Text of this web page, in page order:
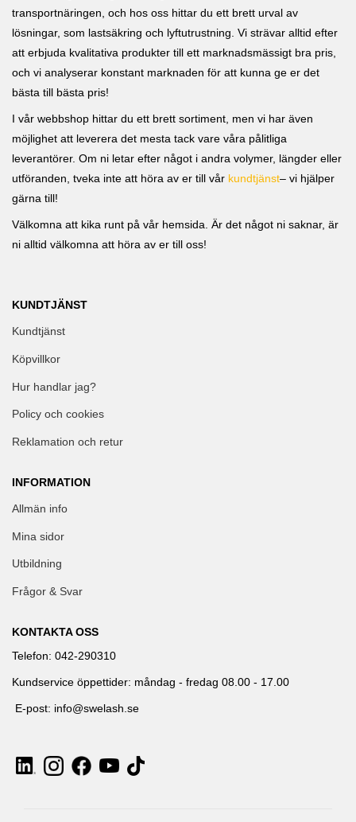
transportnäringen, och hos oss hittar du ett brett urval av
lösningar, som lastsäkring och lyftutrustning. Vi strävar alltid efter
att erbjuda kvalitativa produkter till ett marknadsmässigt bra pris,
och vi analyserar konstant marknaden för att kunna ge er det
bästa till bästa pris!
I vår webbshop hittar du ett brett sortiment, men vi har även
möjlighet att leverera det mesta tack vare våra pålitliga
leverantörer. Om ni letar efter något i andra volymer, längder eller
utföranden, tveka inte att höra av er till vår kundtjänst– vi hjälper
gärna till!
Välkomna att kika runt på vår hemsida. Är det något ni saknar, är
ni alltid välkomna att höra av er till oss!
KUNDTJÄNST
Kundtjänst
Köpvillkor
Hur handlar jag?
Policy och cookies
Reklamation och retur
INFORMATION
Allmän info
Mina sidor
Utbildning
Frågor & Svar
KONTAKTA OSS
Telefon: 042-290310
Kundservice öppettider: måndag - fredag 08.00 - 17.00
E-post: info@swelash.se